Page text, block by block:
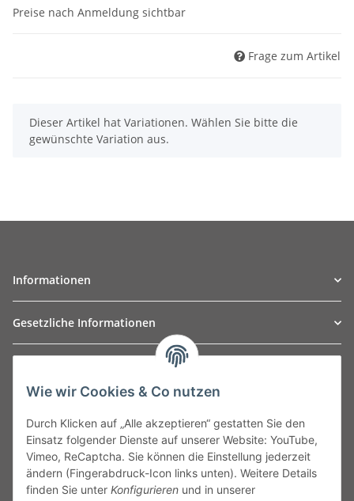
Preise nach Anmeldung sichtbar
Frage zum Artikel
x
Dieser Artikel hat Variationen. Wählen Sie bitte die
gewünschte Variation aus.
Informationen
Gesetzliche Informationen
Leibnizstraße 2a
Germany
Phone:+49 40 5287270
Fax:+49 40 5281050
Email:sales@tow-automotive.de
Wie wir Cookies & Co nutzen
Durch Klicken auf „Alle akzeptieren“ gestatten Sie den
Einsatz folgender Dienste auf unserer Website: YouTube,
Vimeo, ReCaptcha. Sie können die Einstellung jederzeit
ändern (Fingerabdruck-Icon links unten). Weitere Details
finden Sie unter Konfigurieren und in unserer